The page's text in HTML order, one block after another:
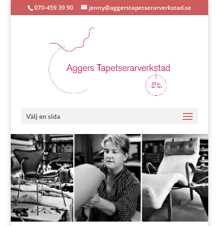
070-459 39 90 jenny@aggerstapetserarverkstad.se
Välj en sida